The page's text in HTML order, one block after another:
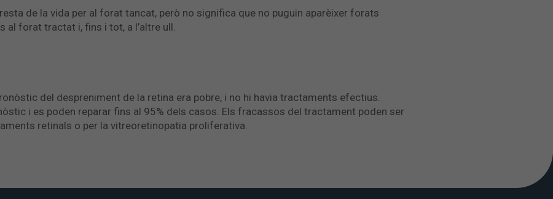
de la vida per al forat tancat, però no significa que no puguin aparèixer forats
al forat tractat i, fins i tot, a l’altre ull.
del despreniment de la retina era pobre, i no hi havia tractaments efectius.
i es poden reparar fins al 95% dels casos. Els fracassos del tractament poden ser
retinals o per la vitreoretinopatia proliferativa.